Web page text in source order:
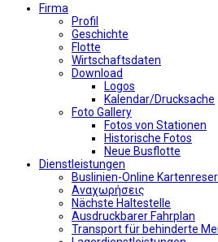
Firma
Profil
Geschichte
Flotte
Wirtschaftsdaten
Download
Logos
Kalendar/Drucksache
Foto Gallery
Fotos von Stationen
Historische Fotos
Neue Busflotte
Dienstleistungen
Buslinien-Online
Αναχωρήσεις
Nächste Haltestelle
Αusdruckbarer Fahrplan
Transport für behinderte